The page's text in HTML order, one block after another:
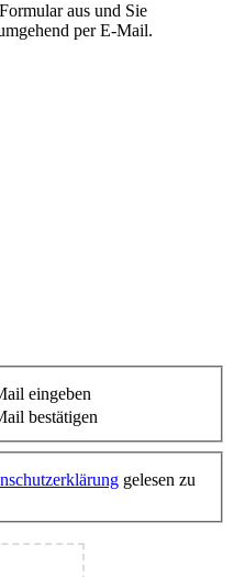
aus und Sie
per E-Mail.
eingeben
bestätigen
gelesen zu